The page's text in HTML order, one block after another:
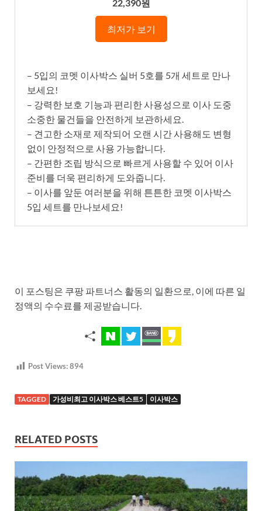
22,390원
최저가 보기
– 5입의 코멧 이사박스 실버 5호를 5개 세트로 만나
보세요!
– 강력한 보호 기능과 편리한 사용성으로 이사 도중
소중한 물건들을 안전하게 보관하세요.
– 견고한 소재로 제작되어 오랜 시간 사용해도 변형
없이 안정적으로 사용 가능합니다.
– 간편한 조립 방식으로 빠르게 사용할 수 있어 이사
준비를 더욱 편리하게 도와줍니다.
– 이사를 앞둔 여러분을 위해 튼튼한 코멧 이사박스
5입 세트를 만나보세요!
이 포스팅은 쿠팡 파트너스 활동의 일환으로, 이에 따른 일
정액의 수수료를 제공받습니다.
Post Views:894
TAGGED 가성비최고 이사박스 베스트5 이사박스
RELATED POSTS